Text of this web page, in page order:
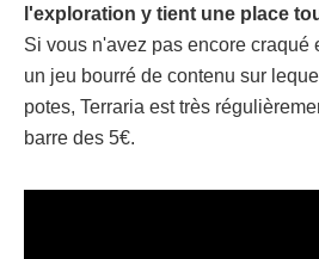
l'exploration y tient une place
Si vous n'avez pas encore craqué
un jeu bourré de contenu sur
potes, Terraria est très
barre des 5€.